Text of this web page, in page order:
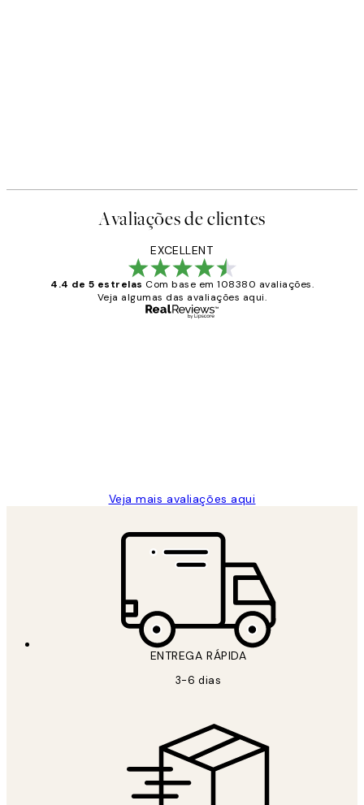
Avaliações de clientes
EXCELLENT
4.4 de 5 estrelas Com base em 108380 avaliações.
Veja algumas das avaliações aqui.
Veja mais avaliações aqui
ENTREGA RÁPIDA
3-6 dias